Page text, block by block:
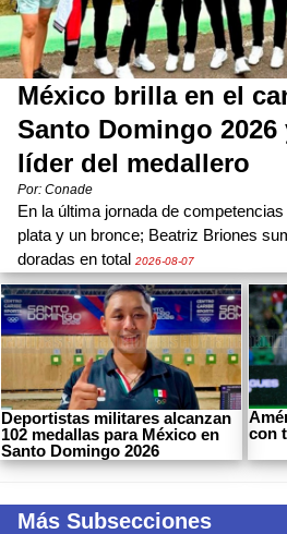
México brilla en el
Santo Domingo
líder del medallero
Por: Conade
En la última jornada de
plata y un bronce; Beatriz Briones
doradas en total 2026-08-07
Deportistas militares alcanzan
102 medallas para México en
Santo Domingo 2026
con
Más Subsecciones